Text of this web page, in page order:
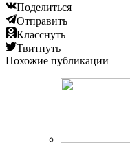
Поделиться
Отправить
Класснуть
Твитнуть
Похожие публикации